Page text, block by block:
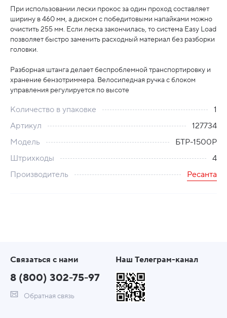
При использовании лески прокос за один проход составляет
ширину в 460 мм, а диском с победитовыми напайками можно
очистить 255 мм. Если леска закончилась, то система Easy Load
позволяет быстро заменить расходный материал без разборки
головки.
Разборная штанга делает беспроблемной транспортировку и
хранение бензотриммера. Велосипедная ручка с блоком
управления регулируется по высоте
Количество в упаковке
1
Артикул
127734
Модель
БТР-1500Р
Штрихкоды
4
Производитель
Ресанта
Связаться с нами
8 (800) 302-75-97
Обратная связь
Наш Телеграм-канал